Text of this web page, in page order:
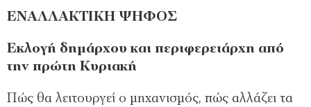
ΕΝΑΛΛΑΚΤΙΚΗ ΨΗΦΟΣ
Εκλογή δημάρχου και περιφερειάρχη από
την πρώτη Κυριακή
Πώς θα λειτουργεί ο μηχανισμός, πώς αλλάζει τα